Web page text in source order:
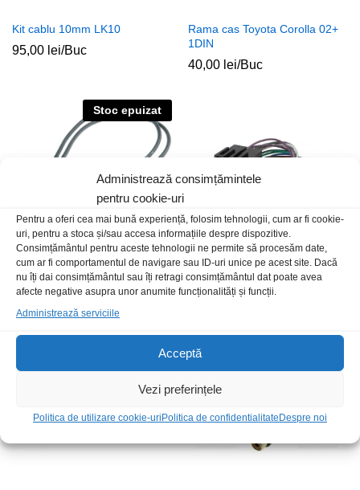
Administrează consimțămintele
pentru cookie-uri
Pentru a oferi cea mai bună experiență, folosim tehnologii, cum ar fi cookie-
uri, pentru a stoca și/sau accesa informațiile despre dispozitive.
Consimțământul pentru aceste tehnologii ne permite să procesăm date,
cum ar fi comportamentul de navigare sau ID-uri unice pe acest site. Dacă
nu îți dai consimțământul sau îți retragi consimțământul dat poate avea
afecte negative asupra unor anumite funcționalități și funcții.
Administrează serviciile
Acceptă
Vezi preferințele
Politica de utilizare cookie-uri Politica de confidentialitate Despre noi
Kit cablu 10mm LK10
95,00 lei/Buc
Rama cas Toyota Corolla 02+
1DIN
40,00 lei/Buc
Stoc epuizat
Adapt ant Fakra dublu-ISO m-t
49,00lei/Buc
Conector ISO NoName 20P
25,00lei /Buc